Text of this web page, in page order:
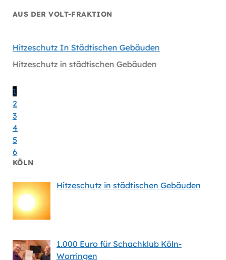
AUS DER VOLT-FRAKTION
Hitzeschutz In Städtischen Gebäuden
Hitzeschutz in städtischen Gebäuden
1
2
3
4
5
6
KÖLN
Hitzeschutz in städtischen Gebäuden
1.000 Euro für Schachklub Köln-
Worringen